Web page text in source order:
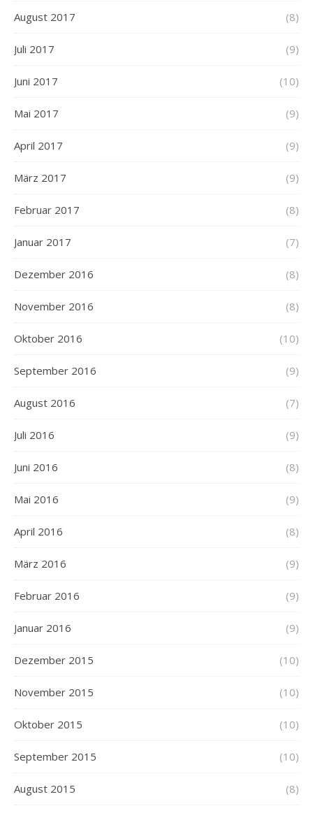
August 2017 (8)
Juli 2017 (9)
Juni 2017 (10)
Mai 2017 (9)
April 2017 (9)
März 2017 (9)
Februar 2017 (8)
Januar 2017 (7)
Dezember 2016 (8)
November 2016 (8)
Oktober 2016 (10)
September 2016 (9)
August 2016 (7)
Juli 2016 (9)
Juni 2016 (8)
Mai 2016 (9)
April 2016 (8)
März 2016 (9)
Februar 2016 (9)
Januar 2016 (9)
Dezember 2015 (10)
November 2015 (10)
Oktober 2015 (10)
September 2015 (10)
August 2015 (8)